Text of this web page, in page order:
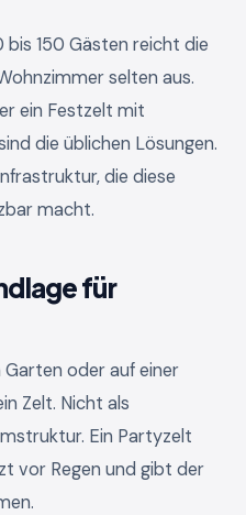
150 Gästen reicht die
selten aus.
ein Festzelt mit
die üblichen Lösungen.
die diese
macht.
für
oder auf einer
Zelt. Nicht als
Ein Partyzelt
vor Regen und gibt der